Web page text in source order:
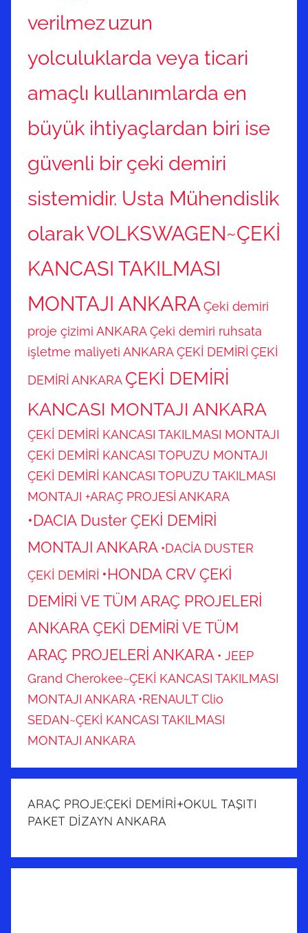
verilmezuzun
yolculuklarda veya ticari
amaçlı kullanımlarda en
büyük ihtiyaçlardan biri ise
güvenli bir çeki demiri
sistemidir. Usta Mühendislik
olarakVOLKSWAGEN~ÇEKİ
KANCASI TAKILMASI
MONTAJI ANKARA Çeki demiri
proje çizimi ANKARAÇeki demiri ruhsata
işletme maliyeti ANKARAÇEKİ DEMİRİ ÇEKİ
DEMİRİ ANKARA ÇEKİ DEMİRİ
KANCASI MONTAJI ANKARA
ÇEKİ DEMİRİ KANCASI TAKILMASI MONTAJI
ÇEKİ DEMİRİ KANCASI TOPUZU MONTAJI
ÇEKİ DEMİRİ KANCASI TOPUZU TAKILMASI
MONTAJI +ARAÇ PROJESİ ANKARA
•DACIA Duster ÇEKİ DEMİRİ
MONTAJI ANKARA •DACİA DUSTER
ÇEKİ DEMİRİ •HONDA CRV ÇEKİ
DEMİRİ VE TÜM ARAÇ PROJELERİ
ANKARA ÇEKİ DEMİRİ VE TÜM
ARAÇ PROJELERİ ANKARA • JEEP
Grand Cherokee~ÇEKİ KANCASI TAKILMASI
MONTAJI ANKARA •RENAULT Clio
SEDAN~ÇEKİ KANCASI TAKILMASI
MONTAJI ANKARA
ARAÇ PROJE:ÇEKİ DEMİRİ+OKUL TAŞITI
PAKET DİZAYN ANKARA